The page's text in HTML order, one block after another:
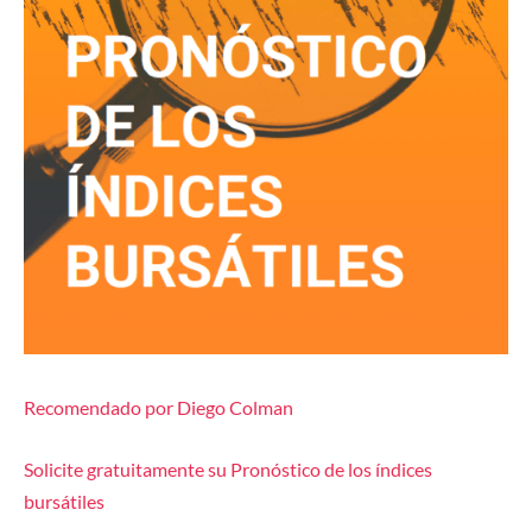
Recomendado por Diego Colman
Solicite gratuitamente su Pronóstico de los índices
bursátiles